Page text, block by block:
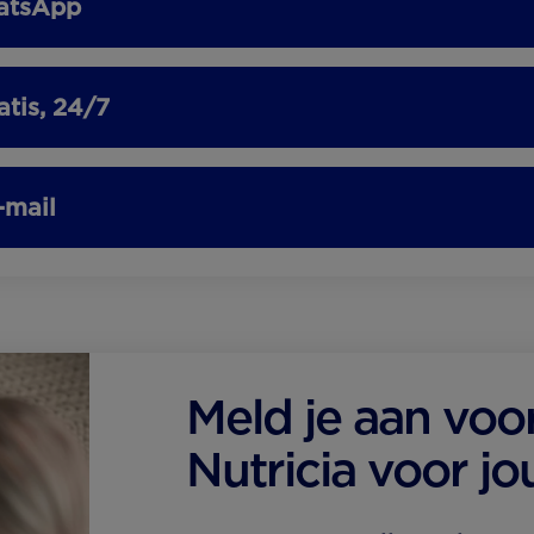
24/7
mail
Meld je aan
Nutricia voor